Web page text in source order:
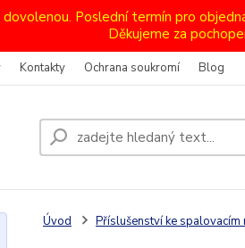
dovolenou. Poslední termín pro
Děkujeme za
Kontakty Ochrana soukromí Blog
Úvod Příslušenství ke spalovacím